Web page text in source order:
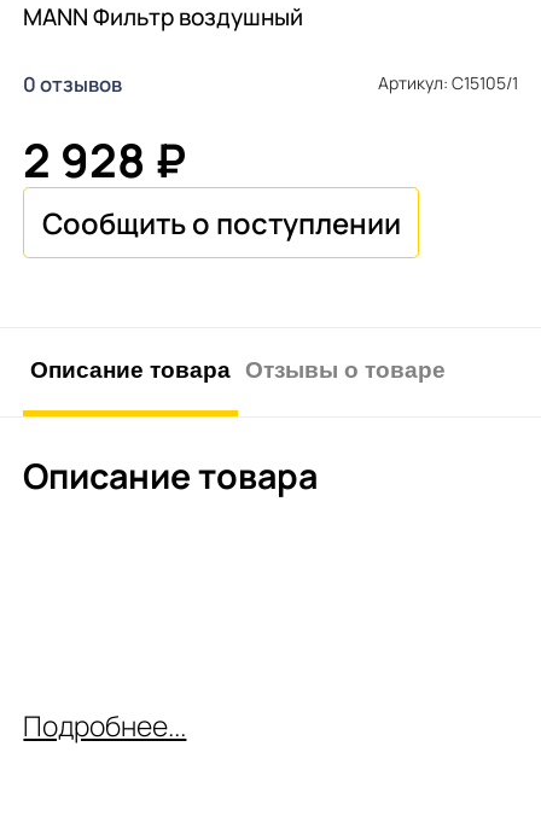
MANN Фильтр воздушный
0 отзывов Артикул: C15105/1
2 928 ₽
Описание товара Отзывы о товаре
Описание товара
Подробнее...